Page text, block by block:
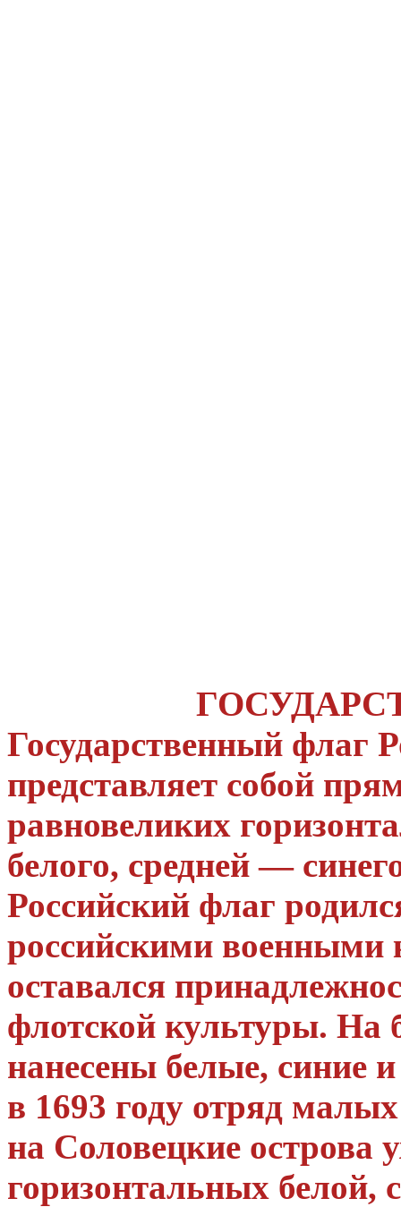
Государственный флаг
представляет собой
равновеликих
белого, средней —
Российский флаг
российскими военными
оставался
флотской культуры. На
нанесены белые, синие
в 1693 году отряд
на Соловецкие острова
горизонтальных белой,